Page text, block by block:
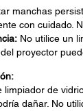
manchas
con cuidado.
No utilice un
proyector
limpiador de
dañar. No